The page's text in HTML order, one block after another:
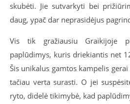
skubėti. Jie sutvarkyti bei
daug, ypač dar neprasidėjus
Vis tik gražiausiu Graikijoje
paplūdimys, kuris driekiantis net
Šis unikalus gamtos kampelis
tačiau verta surasti. O jei
ryto, didelė tikimybė, kad